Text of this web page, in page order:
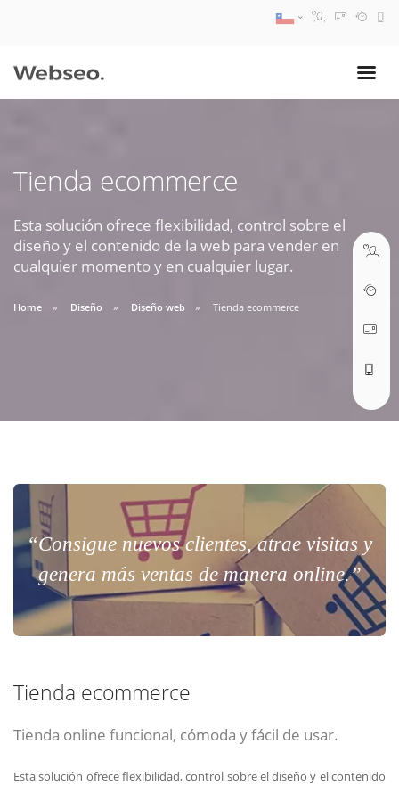
Tienda ecommerce
Esta solución ofrece flexibilidad, control sobre el
diseño y el contenido de la web para vender en
cualquier momento y en cualquier lugar.
Home Diseño Diseño web Tienda ecommerce
“Consigue nuevos clientes, atrae visitas y
genera más ventas de manera online.”
Tienda ecommerce
Tienda online funcional, cómoda y fácil de usar.
Esta solución ofrece flexibilidad, control sobre el diseño y el contenido
09:30 AM A 18:30 PM
soporte@webseo.cl
ABRIR TICKET